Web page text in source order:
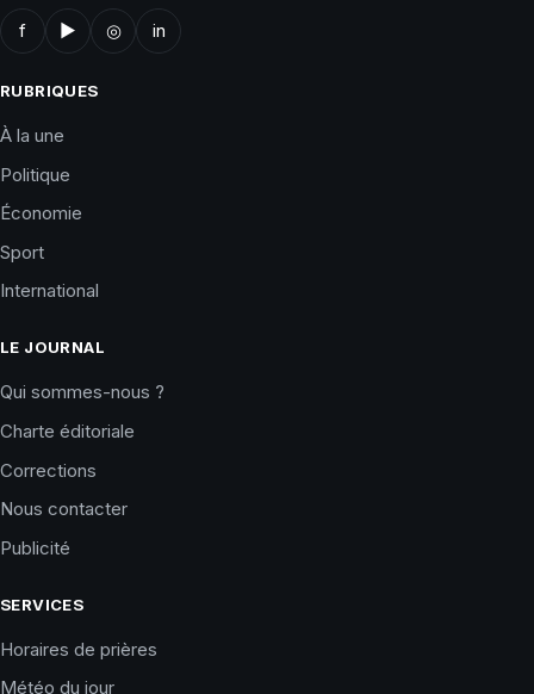
f ▶ ◎ in
RUBRIQUES
À la une
Politique
Économie
Sport
International
LE JOURNAL
Qui sommes-nous ?
Charte éditoriale
Corrections
Nous contacter
Publicité
SERVICES
Horaires de prières
Météo du jour